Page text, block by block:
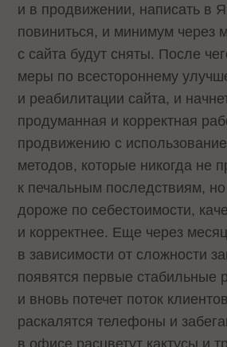
и в продвижении, написать в
повиниться, и минимум через
с сайта будут сняты. После
меры по всестороннему
и реабилитации сайта, и
продуманная и корректная
продвижению с
методов, которые никогда не
к печальным последствиям,
дороже по себестоимости,
и корректнее. Еще через
в зависимости от сложности
появятся первые стабильные
и вновь потечет поток
раскалятся телефоны и
в офисе расцветут кактусы и